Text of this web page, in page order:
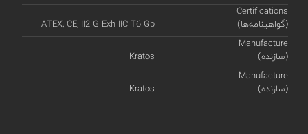
Certifications
(گواهینامه‌ها)
ATEX, CE, II2 G Exh IIC T6 Gb
Manufacture
(سازنده)
Kratos
Manufacture
(سازنده)
Kratos